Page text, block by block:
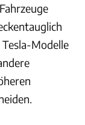
Modelle